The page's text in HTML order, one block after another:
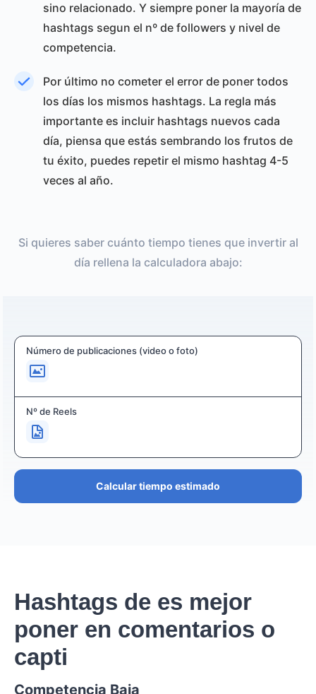
sino relacionado. Y siempre poner la mayoría de
hashtags segun el nº de followers y nivel de
competencia.
Por último no cometer el error de poner todos
los días los mismos hashtags. La regla más
importante es incluir hashtags nuevos cada
día, piensa que estás sembrando los frutos de
tu éxito, puedes repetir el mismo hashtag 4-5
veces al año.
Si quieres saber cuánto tiempo tienes que invertir al
día rellena la calculadora abajo:
Número de publicaciones (video o foto)
Nº de Reels
Calcular tiempo estimado
Hashtags de es mejor
poner en comentarios o
capti
Competencia Baja